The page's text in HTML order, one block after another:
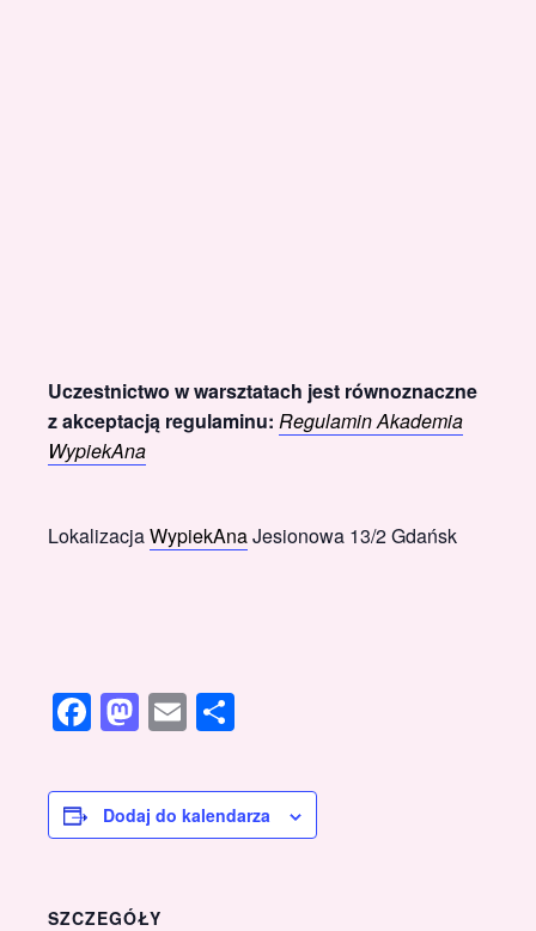
Uczestnictwo w warsztatach jest równoznaczne
z akceptacją regulaminu: Regulamin Akademia
WypiekAna
LokalizacjaWypiekAnaJesionowa 13/2 Gdańsk
Facebook
Mastodon
Email
Dodaj do kalendarza
SZCZEGÓŁY